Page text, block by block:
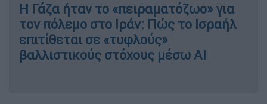
Η Γάζα ήταν το «πειραματόζωο» για
τον πόλεμο στο Ιράν: Πώς το Ισραήλ
επιτίθεται σε «τυφλούς»
βαλλιστικούς στόχους μέσω ΑΙ